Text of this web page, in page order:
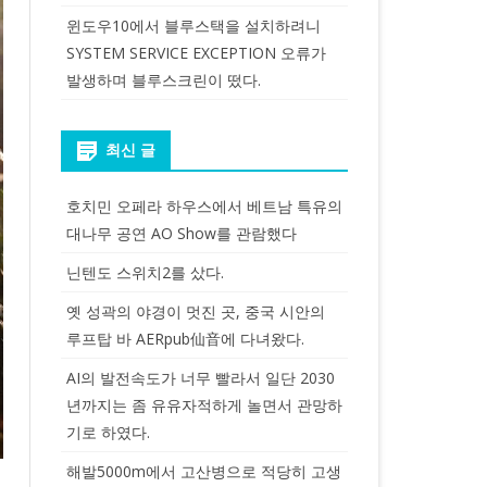
윈도우10에서 블루스택을 설치하려니
SYSTEM SERVICE EXCEPTION 오류가
발생하며 블루스크린이 떴다.
최신 글
호치민 오페라 하우스에서 베트남 특유의
대나무 공연 AO Show를 관람했다
닌텐도 스위치2를 샀다.
옛 성곽의 야경이 멋진 곳, 중국 시안의
루프탑 바 AERpub仙音에 다녀왔다.
AI의 발전속도가 너무 빨라서 일단 2030
년까지는 좀 유유자적하게 놀면서 관망하
기로 하였다.
해발5000m에서 고산병으로 적당히 고생